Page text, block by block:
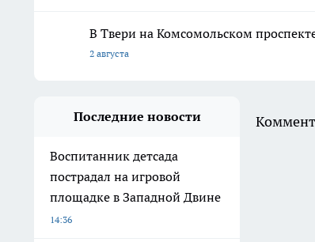
В Твери на Комсомольском
2 августа
Последние новости
Воспитанник детсада
пострадал на игровой
площадке в Западной Двине
14:36